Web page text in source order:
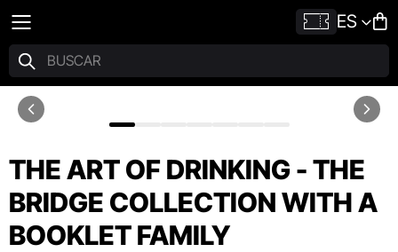
ES
THE ART OF DRINKING - THE
BRIDGE COLLECTION WITH A
BOOKLET FAMILY